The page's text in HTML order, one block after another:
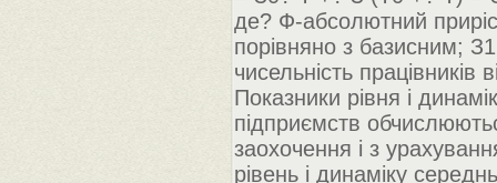
де? Ф-абсолютний
порівняно з базисним; З1
чисельність працівників
Показники рівня і
підприємств
заохочення і з
рівень і динаміку